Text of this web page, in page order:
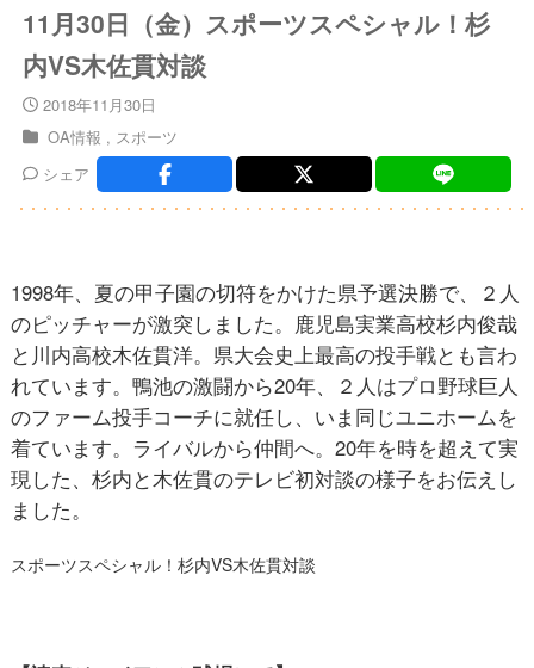
11月30日（金）スポーツスペシャル！杉
内VS木佐貫対談
2018年11月30日
OA情報
スポーツ
シェア
1998年、夏の甲子園の切符をかけた県予選決勝で、２人
のピッチャーが激突しました。鹿児島実業高校杉内俊哉
と川内高校木佐貫洋。県大会史上最高の投手戦とも言わ
れています。鴨池の激闘から20年、２人はプロ野球巨人
のファーム投手コーチに就任し、いま同じユニホームを
着ています。ライバルから仲間へ。20年を時を超えて実
現した、杉内と木佐貫のテレビ初対談の様子をお伝えし
ました。
スポーツスペシャル！杉内VS木佐貫対談